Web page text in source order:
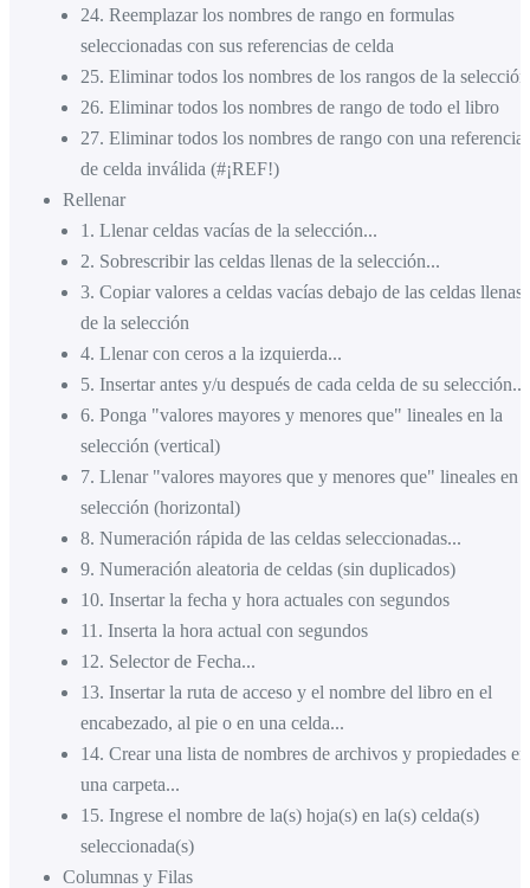
24. Reemplazar los nombres de rango en formulas
seleccionadas con sus referencias de celda
25. Eliminar todos los nombres de los rangos de la selección
26. Eliminar todos los nombres de rango de todo el libro
27. Eliminar todos los nombres de rango con una referencia
de celda inválida (#¡REF!)
Rellenar
1 . Llenar celdas vacías de la selección...
2. Sobrescribir las celdas llenas de la selección...
3. Copiar valores a celdas vacías debajo de las celdas llenas
de la selección
4. Llenar con ceros a la izquierda...
5. Insertar antes y/u después de cada celda de su selección...
6. Ponga "valores mayores y menores que" lineales en la
selección (vertical)
7. Llenar "valores mayores que y menores que" lineales en
selección (horizontal)
8. Numeración rápida de las celdas seleccionadas...
9. Numeración aleatoria de celdas (sin duplicados)
10. Insertar la fecha y hora actuales con segundos
11 . Inserta la hora actual con segundos
12. Selector de Fecha...
13. Insertar la ruta de acceso y el nombre del libro en el
encabezado, al pie o en una celda...
14. Crear una lista de nombres de archivos y propiedades en
una carpeta...
15. Ingrese el nombre de la(s) hoja(s) en la(s) celda(s)
seleccionada(s)
Columnas y Filas